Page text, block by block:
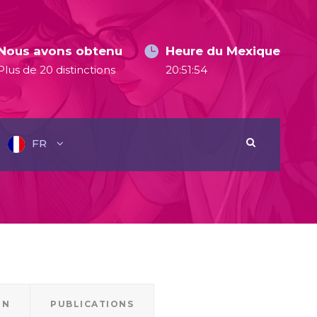
avons obtenu
de 20 distinctions
Heure du Mexique
20:51:54
FR
PUBLICATIONS